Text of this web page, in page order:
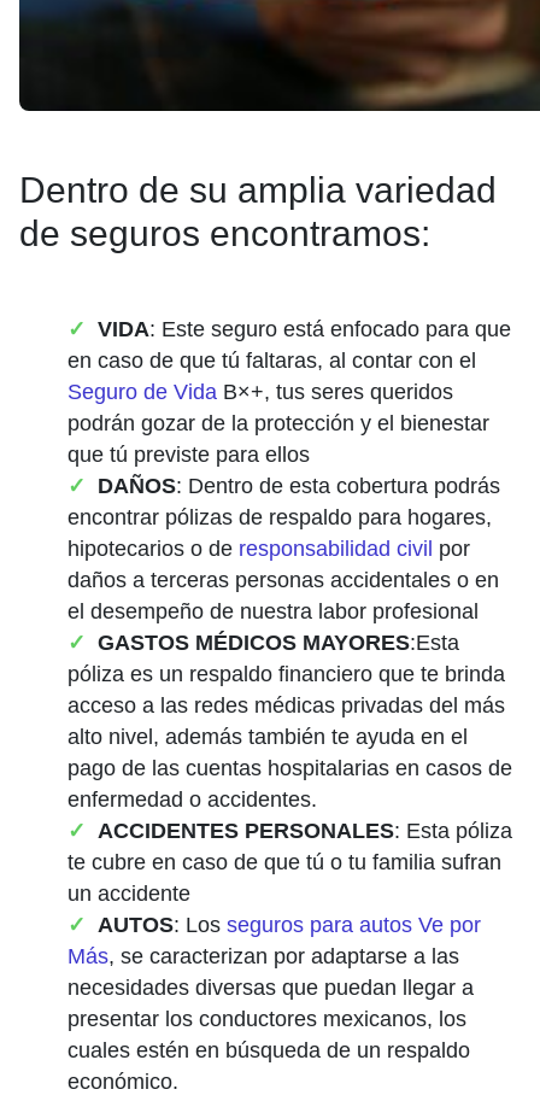
Dentro de su amplia variedad
de seguros encontramos:
VIDA: Este seguro está enfocado para que
en caso de que tú faltaras, al contar con el
Seguro de Vida B×+, tus seres queridos
podrán gozar de la protección y el bienestar
que tú previste para ellos
DAÑOS: Dentro de esta cobertura podrás
encontrar pólizas de respaldo para hogares,
hipotecarios o de responsabilidad civil por
daños a terceras personas accidentales o en
el desempeño de nuestra labor profesional
GASTOS MÉDICOS MAYORES:Esta
póliza es un respaldo financiero que te brinda
acceso a las redes médicas privadas del más
alto nivel, además también te ayuda en el
pago de las cuentas hospitalarias en casos de
enfermedad o accidentes.
ACCIDENTES PERSONALES: Esta póliza
te cubre en caso de que tú o tu familia sufran
un accidente
AUTOS: Los seguros para autos Ve por
Más, se caracterizan por adaptarse a las
necesidades diversas que puedan llegar a
presentar los conductores mexicanos, los
cuales estén en búsqueda de un respaldo
económico.